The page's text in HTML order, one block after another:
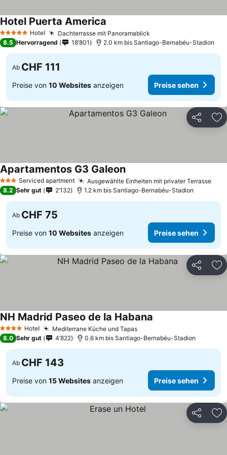
5 Sterne Hotel Dachterrasse mit Panoramablick
Hotel Puerta America
8.5 Hervorragend 18’801 2.0 km bis Santiago-Bernabéu-Stadion
Ab CHF 111
Preise von 10 Websites anzeigen Preise sehen
Teilen
3 SterneServiced apartment Ausgewählte Einheiten mit privater Terrasse
Apartamentos G3 GaleonPreise sehen
8.2 Sehr gut 2’132 1.2 km bis Santiago-Bernabéu-Stadion
Ab CHF 75
Preise von 10 Websites anzeigen Preise sehen
Teilen
4 Sterne Hotel Mediterrane Küche und TapasPreise sehen
NH Madrid Paseo de la Habana
8.0 Sehr gut 4’822 0.6 km bis Santiago-Bernabéu-Stadion
Ab CHF 143
Preise von 15 Websites anzeigen Preise sehen
Teilen